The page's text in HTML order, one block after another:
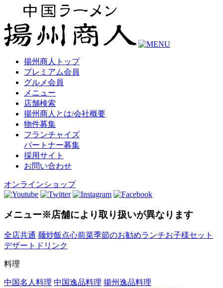
揚州商人トップ
プレミアム会員
グルメ会員
メニュー
店舗検索
揚州商人とは/会社概要
物件募集
フランチャイズ
パートナー募集
採用サイト
お問い合わせ
オンラインショップ
メニュー※店舗により取り扱いが異なります
全店共通 麺炒飯 点心前菜季節のお勧めランチお子様セット
デザート ドリンク
料理
中国名人料理 中国逸品料理 揚州逸品料理